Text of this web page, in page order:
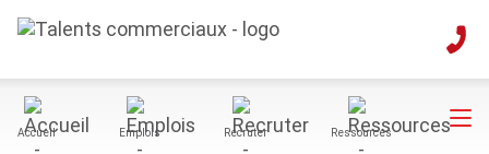
Accueil Emplois Recruter Ressources